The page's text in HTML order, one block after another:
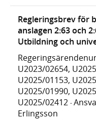
Regleringsbrev för
anslagen 2:63 och
Utbildning och
U2023/02654,
U2025/01153,
U2025/01990,
U2025/02412 ·
Erlingsson